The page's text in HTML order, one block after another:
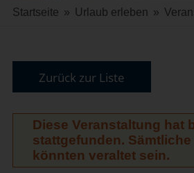
Startseite » Urlaub erleben »
Zurück zur Liste
Diese Veranstaltung hat
stattgefunden.
könnten veraltet sein.